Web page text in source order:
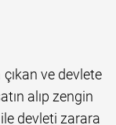
ve devlete
alıp zengin
devleti zarara